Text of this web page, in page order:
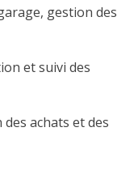
gestion des
et suivi des
achats et des